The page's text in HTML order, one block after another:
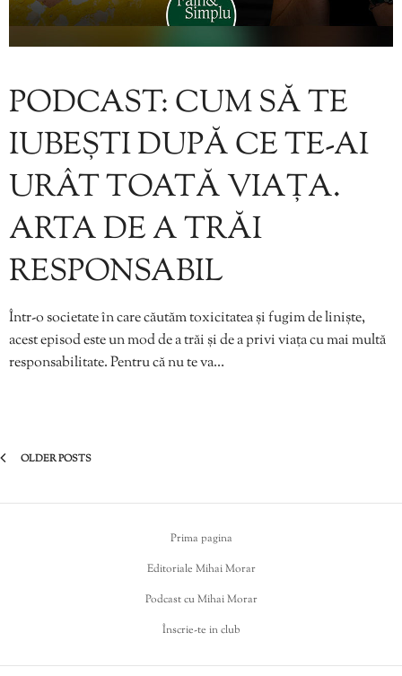
PODCAST: CUM SĂ TE
IUBEȘTI DUPĂ CE TE-AI
URÂT TOATĂ VIAȚA.
ARTA DE A TRĂI
RESPONSABIL
Într-o societate în care căutăm toxicitatea și fugim de liniște,
acest episod este un mod de a trăi și de a privi viața cu mai multă
responsabilitate. Pentru că nu te va…
OLDER POSTS
Prima pagina
Editoriale Mihai Morar
Podcast cu Mihai Morar
Înscrie-te in club